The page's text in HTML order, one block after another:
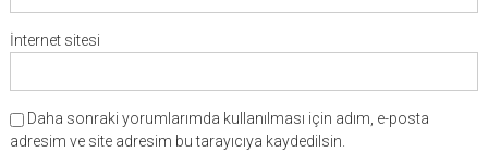
İnternet sitesi
Daha sonraki yorumlarımda kullanılması için adım, e-posta
adresim ve site adresim bu tarayıcıya kaydedilsin.